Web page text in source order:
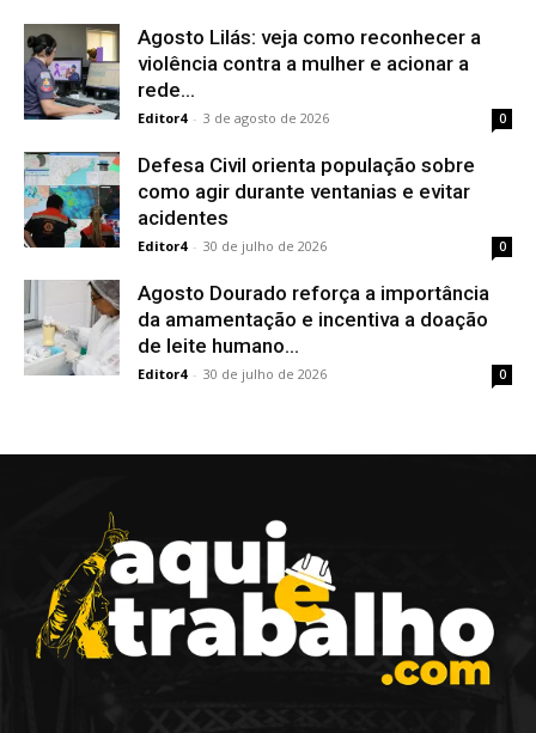
Agosto Lilás: veja como reconhecer a
violência contra a mulher e acionar a
rede...
Editor4 - 3 de agosto de 2026 0
Defesa Civil orienta população sobre
como agir durante ventanias e evitar
acidentes
Editor4 - 30 de julho de 2026 0
Agosto Dourado reforça a importância
da amamentação e incentiva a doação
de leite humano...
Editor4 - 30 de julho de 2026 0